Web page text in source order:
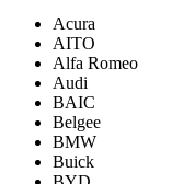
Acura
AITO
Alfa Romeo
Audi
BAIC
Belgee
BMW
Buick